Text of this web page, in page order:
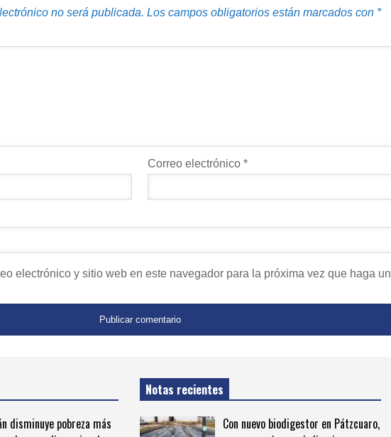
no será publicada. Los campos obligatorios están marcados con *
Correo electrónico*
electrónico y sitio web en este navegador para la próxima vez que haga un
disminuye pobreza más
Notas recientes
Con nuevo biodigestor en Pátzcuaro,